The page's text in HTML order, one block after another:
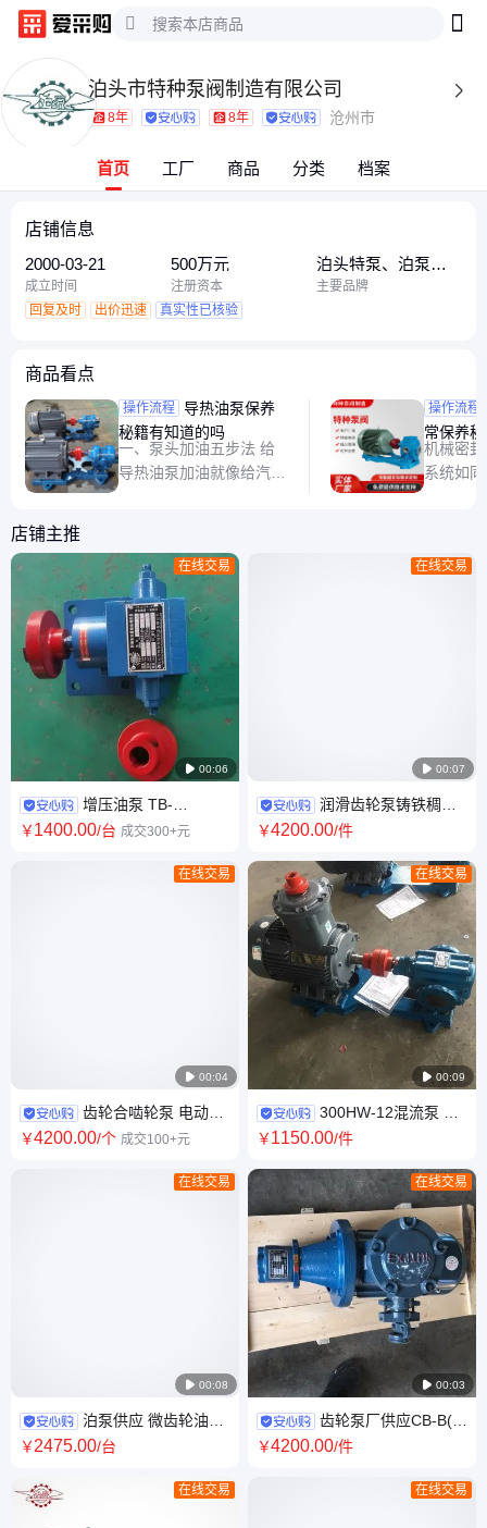
泊头市特种泵阀制造有限公司 
8年 8年 沧州市
首页 工厂 商品 分类 档案
店铺信息
2000-03-21
成立时间
500万元
注册资本
泊头特泵、泊泵、
泊头市特种泵阀
主要品牌
回复及时
出价迅速 真实性已核验
商品看点
操作流程
秘籍有知道的吗
一、泵头加油五步法 给
导热油泵加油就像给汽车
以下（国家标准GB/T
17483要求） 清洁注油
口：用无绒布擦拭避免杂
质进入 油品选择：使用
L-QB300型导热油
（40℃
操作流程
常保养
机械密
系统如
2269）
店铺主推
 00:06
在线交易
增压油泵 TB-
55/1.5QZ 防爆型轻油重油 泵
￥1400.00/台 成交300+元
 00:04
在线交易
齿轮合啮轮泵 电动式
摆线内合高压齿轮液压 增压油
￥4200.00/个 成交100+元
 00:08
在线交易
泊泵供应 微齿轮油电
动泵 KCB－633 电动齿轮可定
￥2475.00/台
在线交易
 00:07
在线交易
润滑齿轮泵铸铁稠油
齿轮 泵 电动润滑齿轮增压泵
￥4200.00/件
 00:09
在线交易
300HW-12混流泵 大
流量低扬程农田灌溉泵 水泵 易
￥1150.00/件
 00:03
在线交易
齿轮泵厂供应CB-B(B)
系列齿 轮泵 微型不锈钢增压泵
￥4200.00/件
在线交易